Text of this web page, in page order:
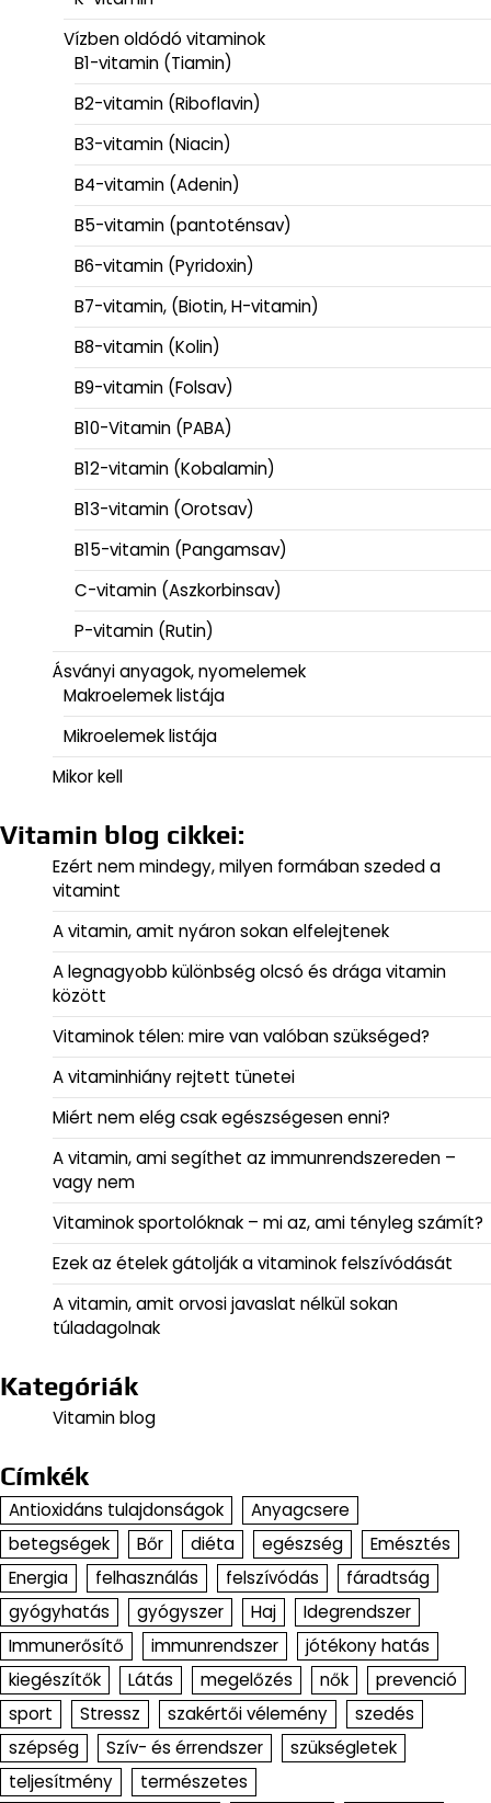
Vízben oldódó vitaminok
B1-vitamin (Tiamin)
B2-vitamin (Riboflavin)
B3-vitamin (Niacin)
B4-vitamin (Adenin)
B5-vitamin (pantoténsav)
B6-vitamin (Pyridoxin)
B7-vitamin, (Biotin, H-vitamin)
B8-vitamin (Kolin)
B9-vitamin (Folsav)
B10-Vitamin (PABA)
B12-vitamin (Kobalamin)
B13-vitamin (Orotsav)
B15-vitamin (Pangamsav)
C-vitamin (Aszkorbinsav)
P-vitamin (Rutin)
Ásványi anyagok, nyomelemek
Makroelemek listája
Mikroelemek listája
Mikor kell
Vitamin blog cikkei:
Ezért nem mindegy, milyen formában szeded a
vitamint
A vitamin, amit nyáron sokan elfelejtenek
A legnagyobb különbség olcsó és drága vitamin
között
Vitaminok télen: mire van valóban szükséged?
A vitaminhiány rejtett tünetei
Miért nem elég csak egészségesen enni?
A vitamin, ami segíthet az immunrendszereden –
vagy nem
Vitaminok sportolóknak – mi az, ami tényleg számít?
Ezek az ételek gátolják a vitaminok felszívódását
A vitamin, amit orvosi javaslat nélkül sokan
túladagolnak
Kategóriák
Vitamin blog
Címkék
Antioxidáns tulajdonságok
Anyagcsere
betegségek
Bőr diéta egészség
Emésztés
Energia
felhasználás felszívódás
fáradtság
gyógyhatás
gyógyszer Haj
Idegrendszer
Immunerősítő
immunrendszer
jótékony hatás
kiegészítők
Látás megelőzés nők
prevenció
sport
Stressz szakértői vélemény
szedés
szépség
Szív- és érrendszer
szükségletek
teljesítmény
természetes